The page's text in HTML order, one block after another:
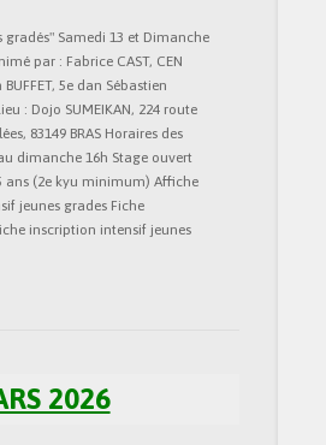
gradés" Samedi 13 et Dimanche
par : Fabrice CAST, CEN
5e dan Sébastien
: Dojo SUMEIKAN, 224 route
83149 BRAS Horaires des
dimanche 16h Stage ouvert
ans (2e kyu minimum) Affiche
jeunes grades Fiche
inscription intensif jeunes
2026